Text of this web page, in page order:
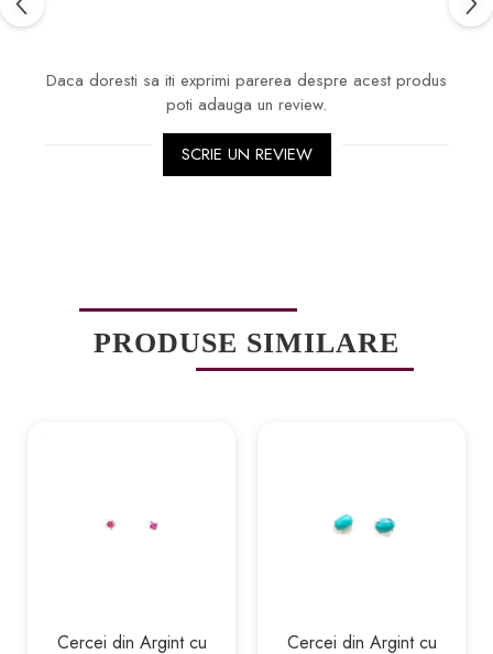
Daca doresti sa iti exprimi parerea despre acest produs
poti adauga un review.
SCRIE UN REVIEW
PRODUSE SIMILARE
Cercei din Argint cu
Cercei din Argint cu